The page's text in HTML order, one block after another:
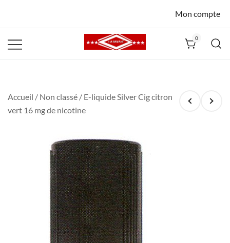
Mon compte
0
Accueil / Non classé / E-liquide Silver Cig citron
vert 16 mg de nicotine